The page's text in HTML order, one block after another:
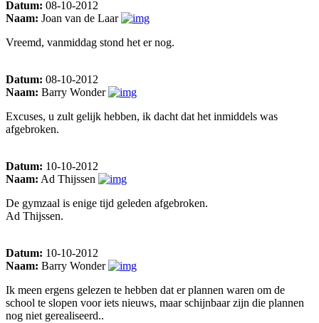
Datum: 08-10-2012
Naam: Joan van de Laar
Vreemd, vanmiddag stond het er nog.
Datum: 08-10-2012
Naam: Barry Wonder
Excuses, u zult gelijk hebben, ik dacht dat het inmiddels was
afgebroken.
Datum: 10-10-2012
Naam: Ad Thijssen
De gymzaal is enige tijd geleden afgebroken.
Ad Thijssen.
Datum: 10-10-2012
Naam: Barry Wonder
Ik meen ergens gelezen te hebben dat er plannen waren om de
school te slopen voor iets nieuws, maar schijnbaar zijn die plannen
nog niet gerealiseerd..